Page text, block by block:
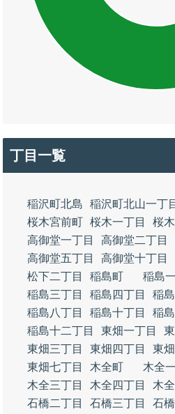
丁目一覧
稲沢町北島 稲沢町北山一丁
桜木宮前町 桜木一丁目
桜
高御堂一丁目
高御堂二丁目
高御堂五丁目
高御堂十丁目
松下二丁目
稲島町 稲島
稲島三丁目
稲島四丁目 稲
稲島八丁目
稲島十丁目
稲
稲島十二丁目
東畑一丁目
東畑三丁目
東畑四丁目 東
東畑七丁目
木全町 木全
木全三丁目
木全四丁目 木
石橋二丁目
石橋三丁目 石